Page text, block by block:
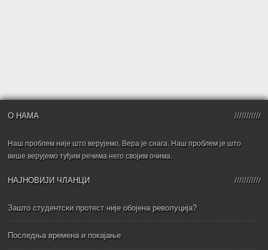
О НАМА
Наш проблем није што верујемо. Вера је снага. Наш проблем је што
више верујемо туђим речима него својим очима.
НАЈНОВИЈИ ЧЛАНЦИ
Зашто студентски протест није обојена револуција?
Последња времена и покајање